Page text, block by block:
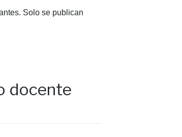
Solo se publican
docente